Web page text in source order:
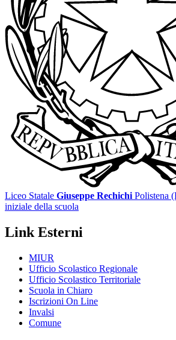
Liceo Statale Giuseppe Rechichi Polistena
iniziale della scuola
Link Esterni
MIUR
Ufficio Scolastico Regionale
Ufficio Scolastico Territoriale
Scuola in Chiaro
Iscrizioni On Line
Invalsi
Comune